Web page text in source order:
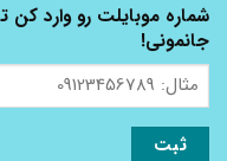
شماره موبایلت رو وارد کن
جانمونی!
مثال:
09123456789